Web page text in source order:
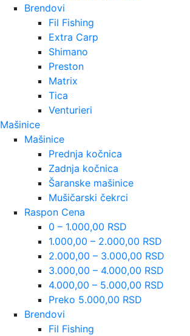
Brendovi
Fil Fishing
Extra Carp
Shimano
Preston
Matrix
Tica
Venturieri
Mašinice
Mašinice
Prednja kočnica
Zadnja kočnica
Šaranske mašinice
Mušičarski čekrci
Raspon Cena
0 – 1.000,00 RSD
1.000,00 – 2.000,00 RSD
2.000,00 – 3.000,00 RSD
3.000,00 – 4.000,00 RSD
4.000,00 – 5.000,00 RSD
Preko 5.000,00 RSD
Brendovi
Fil Fishing